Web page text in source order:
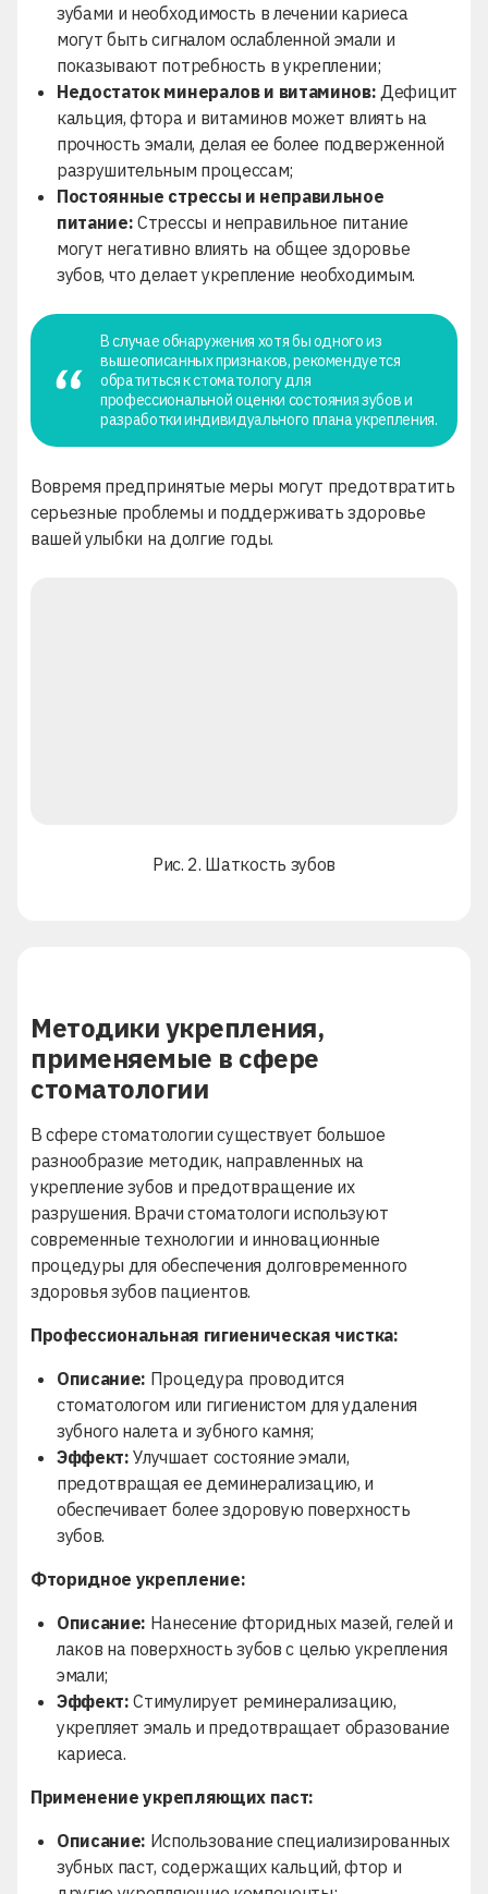
зубами и необходимость в лечении кариеса
могут быть сигналом ослабленной эмали и
показывают потребность в укреплении;
Недостаток минералов и витаминов:Дефицит
кальция, фтора и витаминов может влиять на
прочность эмали, делая ее более подверженной
разрушительным процессам;
Постоянные стрессы и неправильное
питание:Стрессы и неправильное питание
могут негативно влиять на общее здоровье
зубов, что делает укрепление необходимым.
В случае обнаружения хотя бы одного из
вышеописанных признаков, рекомендуется
обратиться к стоматологу для
профессиональной оценки состояния зубов и
разработки индивидуального плана укрепления.
Вовремя предпринятые меры могут предотвратить
серьезные проблемы и поддерживать здоровье
вашей улыбки на долгие годы.
Рис. 2. Шаткость зубов
Методики укрепления,
применяемые в сфере
стоматологии
В сфере стоматологии существует большое
разнообразие методик, направленных на
укрепление зубов и предотвращение их
разрушения. Врачи стоматологи используют
современные технологии и инновационные
процедуры для обеспечения долговременного
здоровья зубов пациентов.
Профессиональная гигиеническая чистка:
Описание: Процедура проводится
стоматологом или гигиенистом для удаления
зубного налета и зубного камня;
Эффект: Улучшает состояние эмали,
предотвращая ее деминерализацию, и
обеспечивает более здоровую поверхность
зубов.
Фторидное укрепление:
Описание: Нанесение фторидных мазей, гелей и
лаков на поверхность зубов с целью укрепления
эмали;
Эффект: Стимулирует реминерализацию,
укрепляет эмаль и предотвращает образование
кариеса.
Применение укрепляющих паст:
Описание: Использование специализированных
зубных паст, содержащих кальций, фтор и